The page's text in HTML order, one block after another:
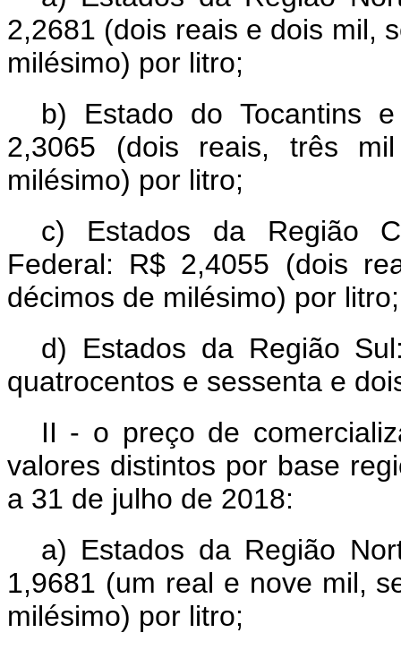
2,2681 (dois reais e dois mil,
milésimo) por litro;
b) Estado do Tocantins
2,3065 (dois reais, três
milésimo) por litro;
c) Estados da Região
Federal: R$ 2,4055 (dois
décimos de milésimo) por
d) Estados da Região
quatrocentos e sessenta e
II - o preço de
valores distintos por base
a 31 de julho de 2018:
a) Estados da Região
1,9681 (um real e nove mil,
milésimo) por litro;